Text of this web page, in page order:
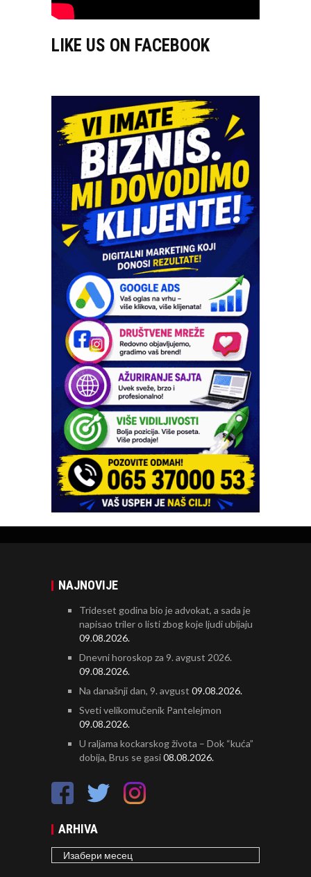
LIKE US ON FACEBOOK
NAJNOVIJE
Trideset godina bio je advokat, a sada je
napisao triler o listi zbog koje ljudi ubijaju
09.08.2026.
Dnevni horoskop za 9. avgust 2026.
09.08.2026.
Na današnji dan, 9. avgust 09.08.2026.
Sveti velikomučenik Pantelejmon
09.08.2026.
U raljama kockarskog života – Dok “kuća”
dobija, Brus se gasi08.08.2026.
ARHIVA
ARHIVA